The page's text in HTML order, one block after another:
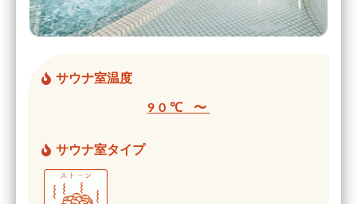
サウナ室温度
90℃ 〜
サウナ室タイプ